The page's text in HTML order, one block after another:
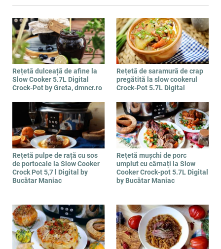
Rețetă dulceață de afine la
Slow Cooker 5.7L Digital
Crock-Pot by Greta, dmncr.ro
Rețetă de saramură de crap
pregătită la slow cookerul
Crock-Pot 5.7L Digital
Rețetă pulpe de rață cu sos
de portocale la Slow Cooker
Crock Pot 5,7 l Digital by
Bucătar Maniac
Rețetă mușchi de porc
umplut cu cârnați la Slow
Cooker Crock-pot 5.7L Digital
by Bucătar Maniac